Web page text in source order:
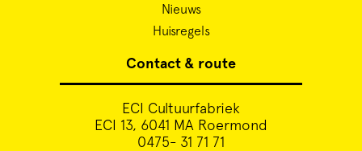
Nieuws
Huisregels
Contact & route
ECI Cultuurfabriek
ECI 13, 6041 MA Roermond
0475- 31 71 71